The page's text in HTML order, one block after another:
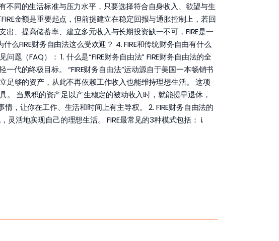
不同的生活标准与压力水平，只要选择符合自身收入、欲望与生
金额是重要起点，但前提建立在稳定回报与通胀控制上，若回
、提高储蓄率、建立多元收入与长期投资缺一不可，FIRE是一
么FIRE财务自由法这么受欢迎？ 4. FIRE和传统财务自由有什么
题（FAQ）： 1. 什么是“FIRE财务自由法” FIRE财务自由法的全
代的终极目标。 “FIRE财务自由法”运动源自于美国一本畅销书
够的资产，从此不再依赖工作收入也能维持理想生活。 这项
当累积的资产足以产生稳定的被动收入时，就能提早退休，
，让你在工作、生活和时间上有主导权。 2. FIRE财务自由法的
活地实现自己的理想生活。 FIRE最常见的3种模式包括： i.